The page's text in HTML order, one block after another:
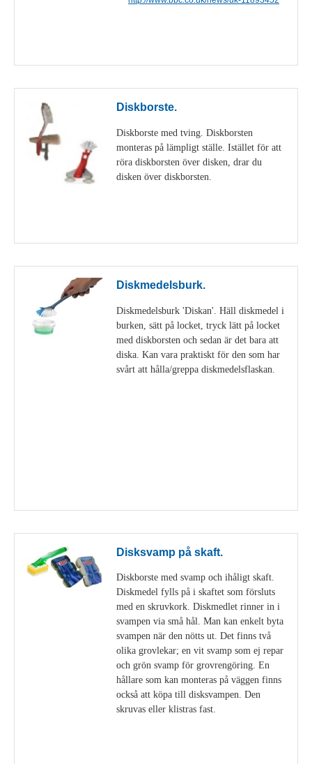
Diskborste.
Diskborste med tving. Diskborsten
monteras på lämpligt ställe. Istället för att
röra diskborsten över disken, drar du
disken över diskborsten.
Diskmedelsburk.
Diskmedelsburk 'Diskan'. Häll diskmedel i
burken, sätt på locket, tryck lätt på locket
med diskborsten och sedan är det bara att
diska. Kan vara praktiskt för den som har
svårt att hålla/greppa diskmedelsflaskan.
Disksvamp på skaft.
Diskborste med svamp och ihåligt skaft.
Diskmedel fylls på i skaftet som försluts
med en skruvkork. Diskmedlet rinner in i
svampen via små hål. Man kan enkelt byta
svampen när den nötts ut. Det finns två
olika grovlekar; en vit svamp som ej repar
och grön svamp för grovrengöring. En
hållare som kan monteras på väggen finns
också att köpa till disksvampen. Den
skruvas eller klistras fast.